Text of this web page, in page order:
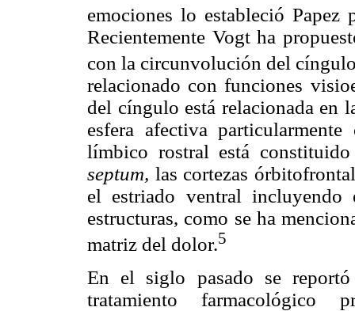
emociones lo estableció
Recientemente Vogt ha
con la circunvolución del
relacionado con funciones
del cíngulo está relacionada en
esfera afectiva
límbico rostral está
septum, las cortezas
el estriado ventral
estructuras, como se ha
matriz del dolor.5
En el siglo pasado se
tratamiento farmacológico